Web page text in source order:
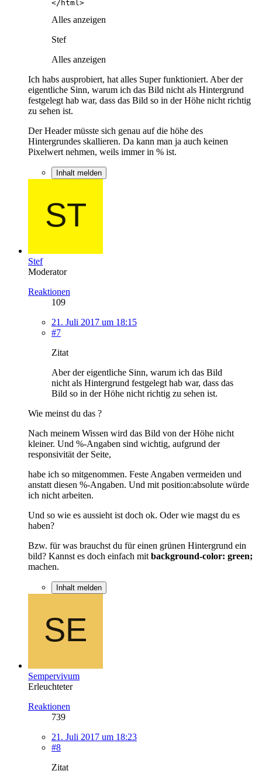
</html>
Alles anzeigen
Stef
Alles anzeigen
Ich habs ausprobiert, hat alles Super funktioniert. Aber der
eigentliche Sinn, warum ich das Bild nicht als Hintergrund
festgelegt hab war, dass das Bild so in der Höhe nicht richtig
zu sehen ist.
Der Header müsste sich genau auf die höhe des
Hintergrundes skallieren. Da kann man ja auch keinen
Pixelwert nehmen, weils immer in % ist.
Inhalt melden
Stef
Moderator
Reaktionen
109
21. Juli 2017 um 18:15
#7
Zitat
Aber der eigentliche Sinn, warum ich das Bild
nicht als Hintergrund festgelegt hab war, dass das
Bild so in der Höhe nicht richtig zu sehen ist.
Wie meinst du das ?
Nach meinem Wissen wird das Bild von der Höhe nicht
kleiner. Und %-Angaben sind wichtig, aufgrund der
responsivität der Seite,
habe ich so mitgenommen. Feste Angaben vermeiden und
anstatt diesen %-Angaben. Und mit position:absolute würde
ich nicht arbeiten.
Und so wie es aussieht ist doch ok. Oder wie magst du es
haben?
Bzw. für was brauchst du für einen grünen Hintergrund ein
bild? Kannst es doch einfach mit background-color: green;
machen.
Inhalt melden
Sempervivum
Erleuchteter
Reaktionen
739
21. Juli 2017 um 18:23
#8
Zitat